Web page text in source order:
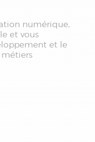
numérique,
et vous
et le